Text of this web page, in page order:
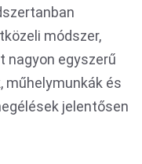
módszer,
nagyon egyszerű
műhelymunkák és
jelentősen